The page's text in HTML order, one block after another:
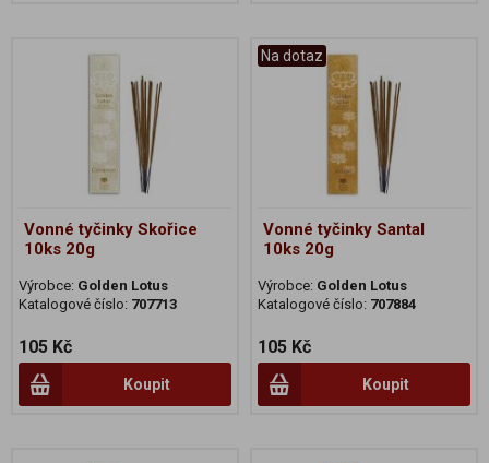
Vonné tyčinky Skořice
10ks 20g
Výrobce: Golden Lotus
Katalogové číslo: 707713
105 Kč
Koupit
Na dotaz
Vonné tyčinky Santal
10ks 20g
Výrobce: Golden Lotus
Katalogové číslo: 707884
105 Kč
Koupit